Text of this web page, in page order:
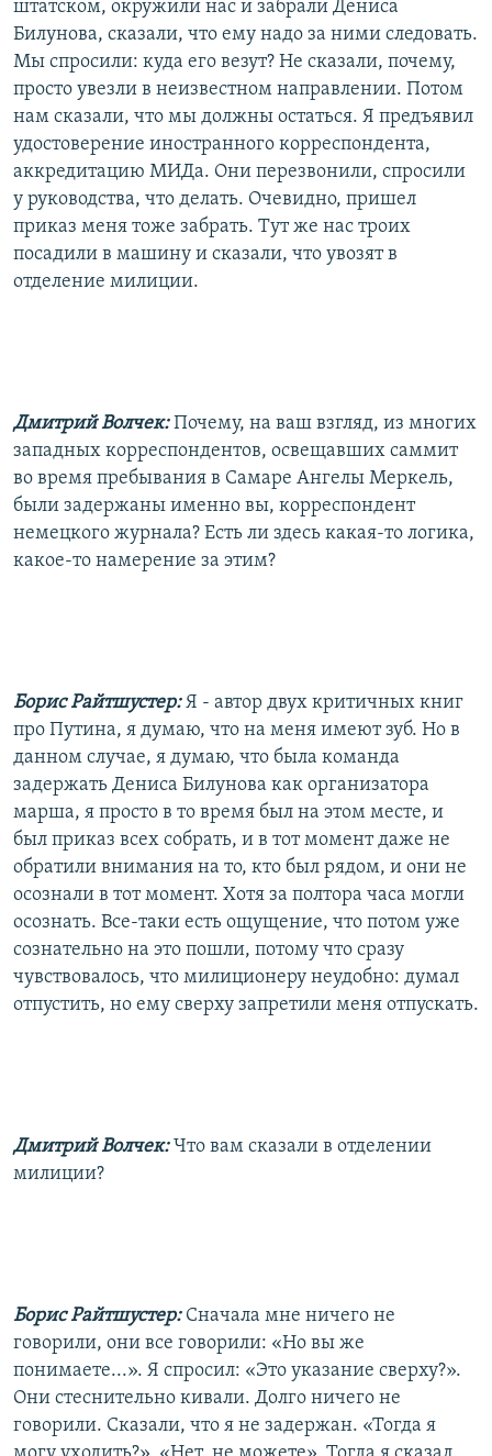
штатском, окружили нас и забрали Дениса
Билунова, сказали, что ему надо за ними следовать.
Мы спросили: куда его везут? Не сказали, почему,
просто увезли в неизвестном направлении. Потом
нам сказали, что мы должны остаться. Я предъявил
удостоверение иностранного корреспондента,
аккредитацию МИДа. Они перезвонили, спросили
у руководства, что делать. Очевидно, пришел
приказ меня тоже забрать. Тут же нас троих
посадили в машину и сказали, что увозят в
отделение милиции.
Дмитрий Волчек:Почему, на ваш взгляд, из многих
западных корреспондентов, освещавших саммит
во время пребывания в Самаре Ангелы Меркель,
были задержаны именно вы, корреспондент
немецкого журнала? Есть ли здесь какая-то логика,
какое-то намерение за этим?
Борис Райтшустер:Я - автор двух критичных книг
про Путина, я думаю, что на меня имеют зуб. Но в
данном случае, я думаю, что была команда
задержать Дениса Билунова как организатора
марша, я просто в то время был на этом месте, и
был приказ всех собрать, и в тот момент даже не
обратили внимания на то, кто был рядом, и они не
осознали в тот момент. Хотя за полтора часа могли
осознать. Все-таки есть ощущение, что потом уже
сознательно на это пошли, потому что сразу
чувствовалось, что милиционеру неудобно: думал
отпустить, но ему сверху запретили меня отпускать.
Дмитрий Волчек:Что вам сказали в отделении
милиции?
Борис Райтшустер: Сначала мне ничего не
говорили, они все говорили: «Но вы же
понимаете...». Я спросил: «Это указание сверху?».
Они стеснительно кивали. Долго ничего не
говорили. Сказали, что я не задержан. «Тогда я